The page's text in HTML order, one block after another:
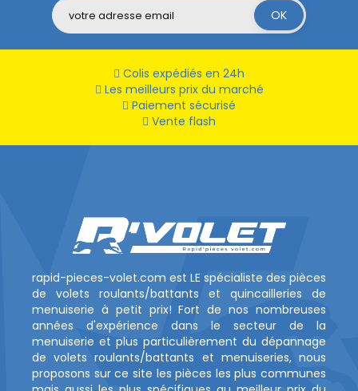
Colis expédiés en 24h
Les meilleurs prix du marché
Paiement sécurisé
Vente flash
rapid-pieces-volet.com est LE spécialiste des pièces
de volets roulants/battants et quincailleries de
menuiserie à petit prix! Fort de nos nombreuses
années d'expérience dans le secteur de la
menuiserie et plus particulièrement du dépannage
de volets roulants/battants et menuiseries, nous
proposons sur ce site les pièces les plus communes